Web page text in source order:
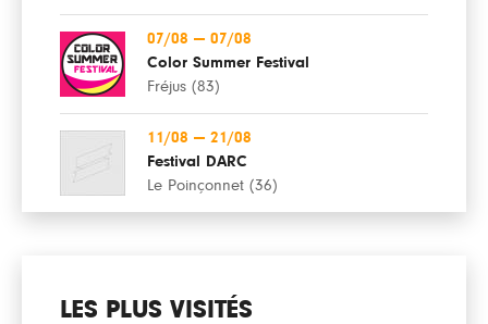
07/08 — 07/08
Color Summer Festival
Fréjus (83)
11/08 — 21/08
Festival DARC
Le Poinçonnet (36)
LES PLUS VISITÉS